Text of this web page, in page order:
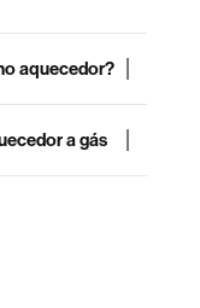
aquecedor?
a gás